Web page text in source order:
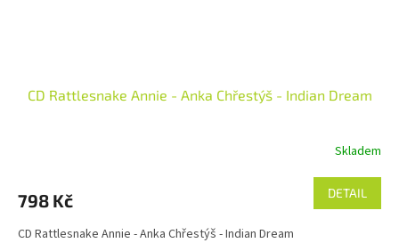
CD Rattlesnake Annie - Anka Chřestýš - Indian Dream
Skladem
798 Kč DETAIL
CD Rattlesnake Annie - Anka Chřestýš - Indian Dream